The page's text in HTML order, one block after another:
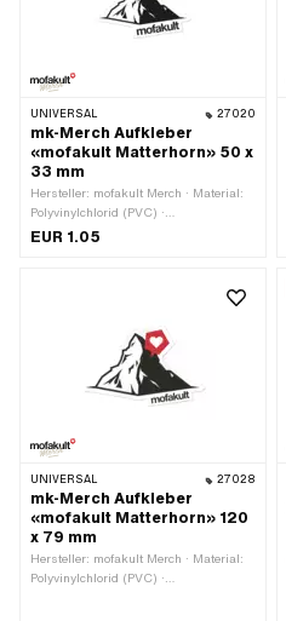
UNIVERSAL 27020
mk-Merch Aufkleber
«mofakult Matterhorn» 50 x
33 mm
Hersteller: mofakult Merch · Material:
Polyvinylchlorid (PVC) ·
Verwendungsort: Universal · Farbe: rot
EUR 1.05
UNIVERSAL 27028
mk-Merch Aufkleber
«mofakult Matterhorn» 120
x 79 mm
Hersteller: mofakult Merch · Material:
Polyvinylchlorid (PVC) ·